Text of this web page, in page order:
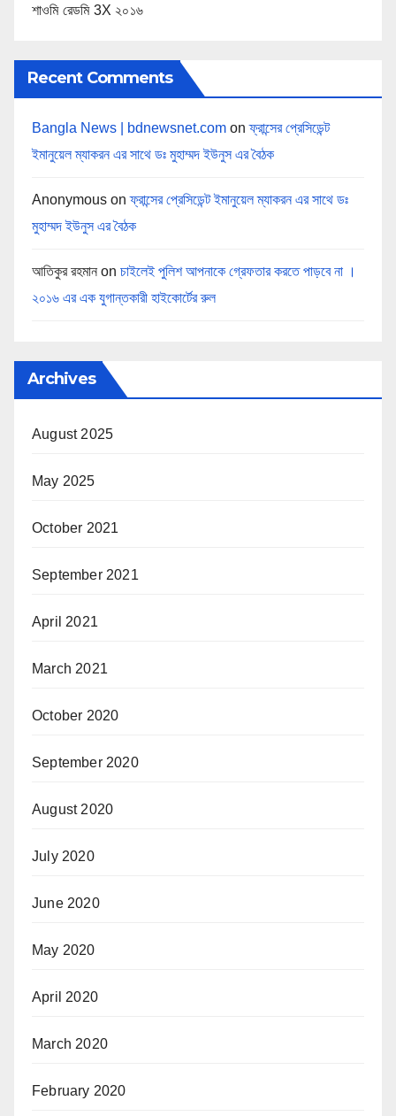
শাওমি রেডমি 3X ২০১৬
Recent Comments
Bangla News | bdnewsnet.com onফ্রান্সের প্রেসিডেন্ট
ইমানুয়েল ম্যাকরন এর সাথে ডঃ মুহাম্মদ ইউনুস এর বৈঠক
Anonymous onফ্রান্সের প্রেসিডেন্ট ইমানুয়েল ম্যাকরন এর সাথে ডঃ
মুহাম্মদ ইউনুস এর বৈঠক
আতিকুর রহমান on চাইলেই পুলিশ আপনাকে গ্রেফতার করতে পাড়বে না ।
২০১৬ এর এক যুগান্তকারী হাইকোর্টের রুল
Archives
August 2025
May 2025
October 2021
September 2021
April 2021
March 2021
October 2020
September 2020
August 2020
July 2020
June 2020
May 2020
April 2020
March 2020
February 2020